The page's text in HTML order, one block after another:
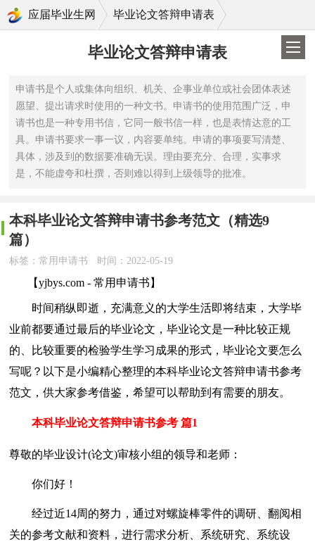
应届毕业生网 毕业论文答辩申请表
毕业论文答辩申请表
申请书是个人或集体向组织、机关、企事业单位或社会团体表述
愿望、提出请求时使用的一种文书。申请书的使用范围广泛，申
请书也是一种专用书信，它同一般书信一样，也是表情达意的工
具。申请书要求一事一议，内容要单纯。申请的事项要写清楚、
具体，涉及到的数据要准确无误。理由要充分、合理，实事求
是，不能虚夸和杜撰，否则难以得到上级领导的批准。
本科毕业论文答辩申请书参考范文（精选9
篇）
标签：常用申请书 时间：2022-05-19
【yjbys.com - 常用申请书】
时间稍纵即逝，充满意义的大学生活即将结束，大学毕
业前都要通过最后的毕业论文，毕业论文是一种比较正规
的、比较重要的检验学生学习成果的形式，毕业论文要怎么
写呢？以下是小编精心整理的本科毕业论文答辩申请书参考
范文，供大家参考借鉴，希望可以帮助到有需要的朋友。
本科毕业论文答辩申请书参考 篇1
尊敬的毕业设计(论文)审核小组的领导和老师：
你们好！
经过近14周的努力，通过对螺旋棒零件的调研、翻阅相
关的参考文献和资料，进行需求分析、系统研究、系统设